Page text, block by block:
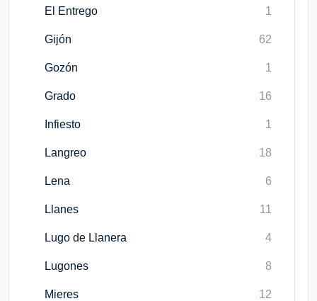
El Entrego 1
Gijón 62
Gozón 1
Grado 16
Infiesto 1
Langreo 18
Lena 6
Llanes 11
Lugo de Llanera 4
Lugones 8
Mieres 12